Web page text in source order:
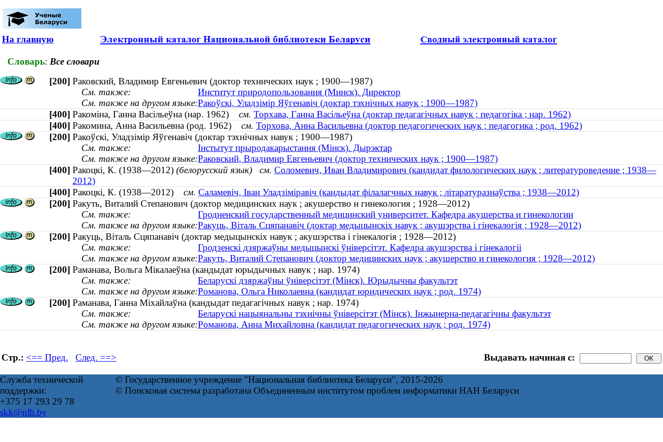
На главную
Словарь: Все словари
[200] Раковский, Владимир Евгеньевич (доктор технических наук ; 1900—1987)
См. также:
Институт природопользования (Минск). Директор
См. также на другом языке:Ракоўскі, Уладзімір Яўгенавіч (доктар тэхнічных навук ; 1900—1987)
[400] Ракоміна, Ганна Васільеўна (нар. 1962) см. Торхава, Ганна Васільеўна (доктар педагагічных навук ; педагогіка ; нар. 1962)
[400] Ракомина, Анна Васильевна (род. 1962) см. Торхова, Анна Васильевна (доктор педагогических наук ; педагогика ; род. 1962)
[200] Ракоўскі, Уладзімір Яўгенавіч (доктар тэхнічных навук ; 1900—1987)
См. также:
Інстытут прыродакарыстання (Мінск). Дырэктар
См. также на другом языке:Раковский, Владимир Евгеньевич (доктор технических наук ; 1900—1987)
[400] Ракоцкі, К. (1938—2012) (белорусский язык) см. Соломевич, Иван Владимирович (кандидат филологических наук ; литературоведение ; 1938—
2012)
[400] Ракоцкі, К. (1938—2012) см. Саламевіч, Іван Уладзіміравіч (кандыдат філалагчных навук ; літаратуразнаўства ; 1938—2012)
[200] Ракуть, Виталий Степанович (доктор медицинских наук ; акушерство и гинекология ; 1928—2012)
См. также:
Гродненский государственный медицинский университет. Кафедра акушерства и гинекологии
См. также на другом языке:Ракуць, Віталь Сцяпанавіч (доктар медыцынскіх навук ; акушэрства і гінекалогія ; 1928—2012)
[200] Ракуць, Віталь Сцяпанавіч (доктар медыцынскіх навук ; акушэрства і гінекалогія ; 1928—2012)
См. также:
Гродзенскі дзяржаўны медыцынскі ўніверсітэт. Кафедра акушэрства і гінекалогіі
См. также на другом языке:Ракуть, Виталий Степанович (доктор медицинских наук ; акушерство и гинекология ; 1928—2012)
[200] Раманава, Вольга Мікалаеўна (кандыдат юрыдычных навук ; нар. 1974)
См. также:
Беларускі дзяржаўны ўніверсітэт (Мінск). Юрыдычны факультэт
См. также на другом языке:Романова, Ольга Николаевна (кандидат юридических наук ; род. 1974)
[200] Раманава, Ганна Міхайлаўна (кандыдат педагагічных навук ; нар. 1974)
См. также:
Беларускі нацыянальны тэхнічны ўніверсітэт (Мінск). Інжынерна-педагагічны факультэт
См. также на другом языке:Романова, Анна Михайловна (кандидат педагогических наук ; род. 1974)
Стр.: <== Пред. След. ==> Выдавать начиная с:
Служба технической
поддержки:
+375 17 293 29 78
skk@nlb.by
© Государственное учреждение "Национальная библиотека Беларуси", 2015-2026
© Поисковая система разработана Объединенным институтом проблем информатики НАН Беларуси